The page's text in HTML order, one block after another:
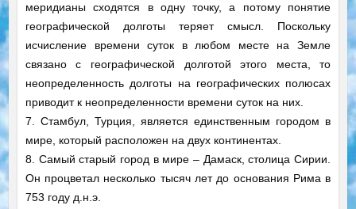
меридианы сходятся в одну точку, а потому понятие
географической долготы теряет смысл. Поскольку
исчисление времени суток в любом месте на Земле
связано с географической долготой этого места, то
неопределенность долготы на географических полюсах
приводит к неопределенности времени суток на них.
7. Стамбул, Турция, является единственным городом в
мире, который расположен на двух континентах.
8. Самый старый город в мире – Дамаск, столица Сирии.
Он процветал несколько тысяч лет до основания Рима в
753 году д.н.э.